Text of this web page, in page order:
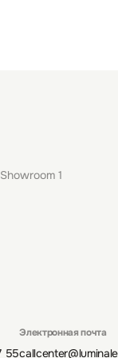
1
55
Электронная почта